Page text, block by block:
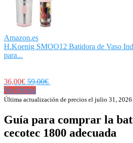
Amazon.es
H.Koenig SMOO12 Batidora de Vaso
para...
36,00€ 59,00€
Ver Oferta
Última actualización de precios el julio 31,
Guía para comprar la
cecotec 1800 adecuada